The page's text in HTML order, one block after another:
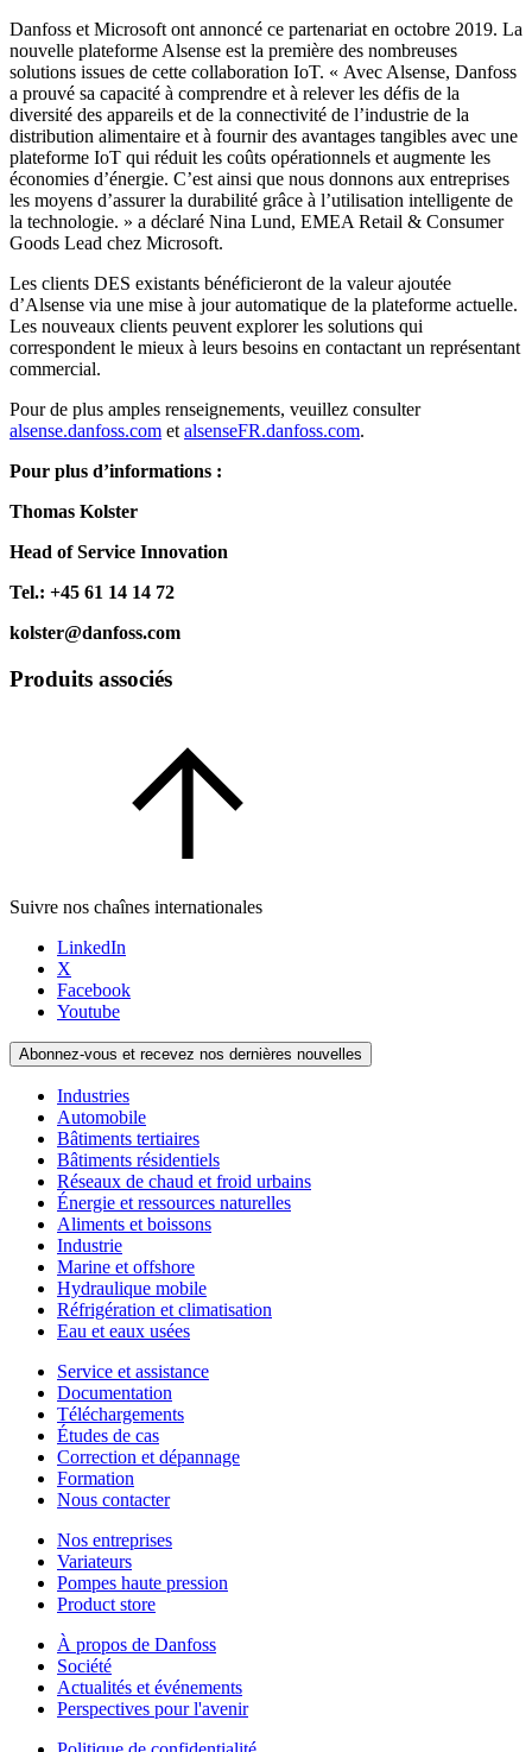
Danfoss et Microsoft ont annoncé ce partenariat en octobre 2019. La
nouvelle plateforme Alsense est la première des nombreuses
solutions issues de cette collaboration IoT. « Avec Alsense, Danfoss
a prouvé sa capacité à comprendre et à relever les défis de la
diversité des appareils et de la connectivité de l’industrie de la
distribution alimentaire et à fournir des avantages tangibles avec une
plateforme IoT qui réduit les coûts opérationnels et augmente les
économies d’énergie. C’est ainsi que nous donnons aux entreprises
les moyens d’assurer la durabilité grâce à l’utilisation intelligente de
la technologie. » a déclaré Nina Lund, EMEA Retail & Consumer
Goods Lead chez Microsoft.
Les clients DES existants bénéficieront de la valeur ajoutée
d’Alsense via une mise à jour automatique de la plateforme actuelle.
Les nouveaux clients peuvent explorer les solutions qui
correspondent le mieux à leurs besoins en contactant un représentant
commercial.
Pour de plus amples renseignements, veuillez consulter
alsense.danfoss.com et alsenseFR.danfoss.com.
Pour plus d’informations :
Thomas Kolster
Head of Service Innovation
Tel.: +45 61 14 14 72
kolster@danfoss.com
Produits associés
Suivre nos chaînes internationales
LinkedIn
X
Facebook
Youtube
Abonnez-vous et recevez nos dernières nouvelles
Industries
Automobile
Bâtiments tertiaires
Bâtiments résidentiels
Réseaux de chaud et froid urbains
Énergie et ressources naturelles
Aliments et boissons
Industrie
Marine et offshore
Hydraulique mobile
Réfrigération et climatisation
Eau et eaux usées
Service et assistance
Documentation
Téléchargements
Études de cas
Correction et dépannage
Formation
Nous contacter
Nos entreprises
Variateurs
Pompes haute pression
Product store
À propos de Danfoss
Société
Actualités et événements
Perspectives pour l'avenir